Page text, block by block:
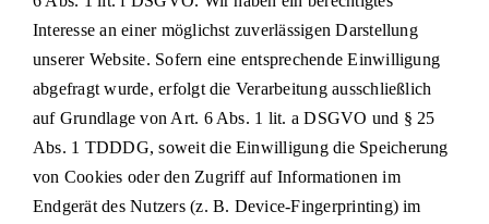
Interesse an einer möglichst zuverlässigen Darstellung
unserer Website. Sofern eine entsprechende Einwilligung
abgefragt wurde, erfolgt die Verarbeitung ausschließlich
auf Grundlage von Art. 6 Abs. 1 lit. a DSGVO und § 25
Abs. 1 TDDDG, soweit die Einwilligung die Speicherung
von Cookies oder den Zugriff auf Informationen im
Endgerät des Nutzers (z. B. Device-Fingerprinting) im